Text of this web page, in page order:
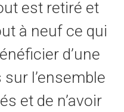
est retiré et
à neuf ce qui
d’une
l’ensemble
et de n’avoir